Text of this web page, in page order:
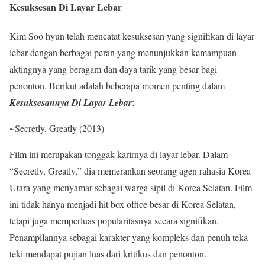
Kesuksesan Di Layar Lebar
Kim Soo hyun telah mencatat kesuksesan yang signifikan di layar
lebar dengan berbagai peran yang menunjukkan kemampuan
aktingnya yang beragam dan daya tarik yang besar bagi
penonton. Berikut adalah beberapa momen penting dalam
Kesuksesannya Di Layar Lebar:
~Secretly, Greatly (2013)
Film ini merupakan tonggak karirnya di layar lebar. Dalam
“Secretly, Greatly,” dia memerankan seorang agen rahasia Korea
Utara yang menyamar sebagai warga sipil di Korea Selatan. Film
ini tidak hanya menjadi hit box office besar di Korea Selatan,
tetapi juga memperluas popularitasnya secara signifikan.
Penampilannya sebagai karakter yang kompleks dan penuh teka-
teki mendapat pujian luas dari kritikus dan penonton.